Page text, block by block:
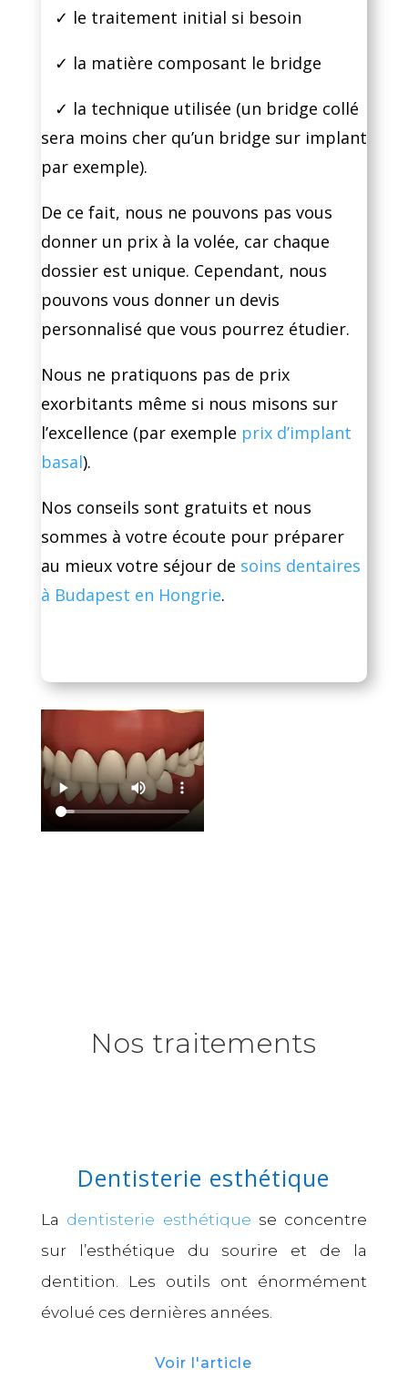
✓ le traitement initial si besoin
✓ la matière composant le bridge
✓ la technique utilisée (un bridge collé
sera moins cher qu’un bridge sur implant
par exemple).
De ce fait, nous ne pouvons pas vous
donner un prix à la volée, car chaque
dossier est unique. Cependant, nous
pouvons vous donner un devis
personnalisé que vous pourrez étudier.
Nous ne pratiquons pas de prix
exorbitants même si nous misons sur
l’excellence (par exemple prix d’implant
basal).
Nos conseils sont gratuits et nous
sommes à votre écoute pour préparer
au mieux votre séjour de soins dentaires
à Budapest en Hongrie.
Nos traitements
Dentisterie esthétique
La dentisterie esthétique se concentre
sur l’esthétique du sourire et de la
dentition. Les outils ont énormément
évolué ces dernières années.
Voir l'article